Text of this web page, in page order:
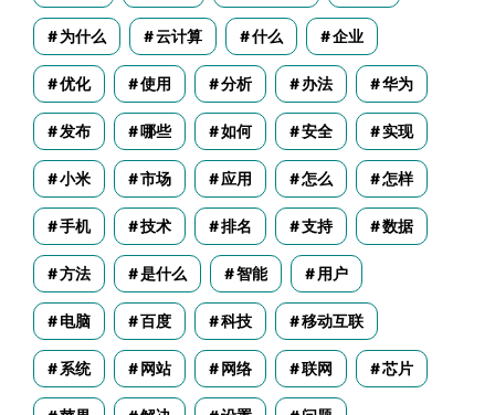
为什么 云计算 什么 企业
优化 使用 分析 办法 华为
发布 哪些 如何 安全 实现
小米 市场 应用 怎么 怎样
手机 技术 排名 支持 数据
方法 是什么 智能 用户
电脑 百度 科技 移动互联
系统 网站 网络 联网 芯片